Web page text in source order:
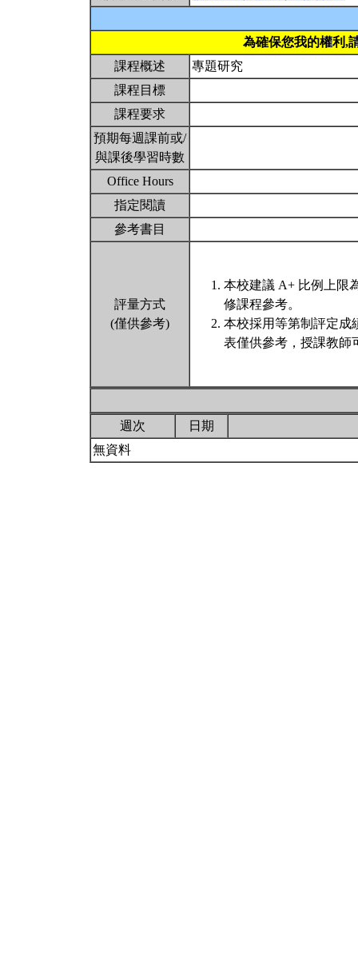
為確保您我的權利,
課程概述
專題研究
課程目標
課程要求
預期每週課前或/
與課後學習時數
Office Hours
指定閱讀
參考書目
評量方式
(僅供參考)
本校建議 A+ 比例上限
修課程參考。
本校採用等第制評定成
表僅供參考，授課教師
週次
日期
無資料